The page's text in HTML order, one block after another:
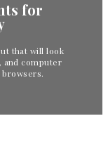
for
that will look
and computer